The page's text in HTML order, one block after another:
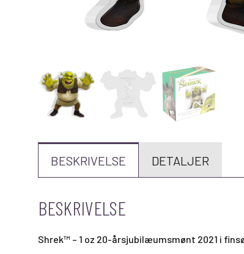
BESKRIVELSE DETALJER
BESKRIVELSE
Shrek™ – 1 oz 20-årsjubilæumsmønt 2021 i